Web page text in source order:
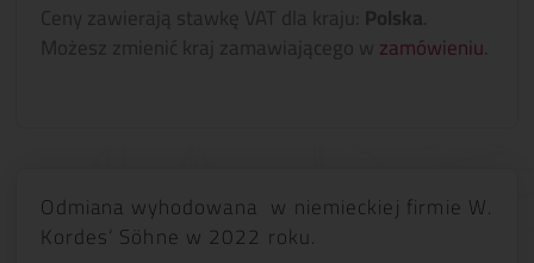
Ceny zawierają stawkę VAT dla kraju: Polska
Możesz zmienić kraj zamawiającego wzamówieniu
Odmiana wyhodowana w niemieckiej firmie W.
Kordes‘ Söhne w 2022 roku.